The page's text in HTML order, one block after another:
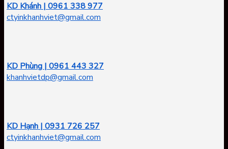
KD Khánh | 0961 338 977
ctyinkhanhviet@gmail.com
KD Phùng | 0961 443 327
khanhvietdp@gmail.com
KD Hạnh | 0931 726 257
ctyinkhanhviet@gmail.com